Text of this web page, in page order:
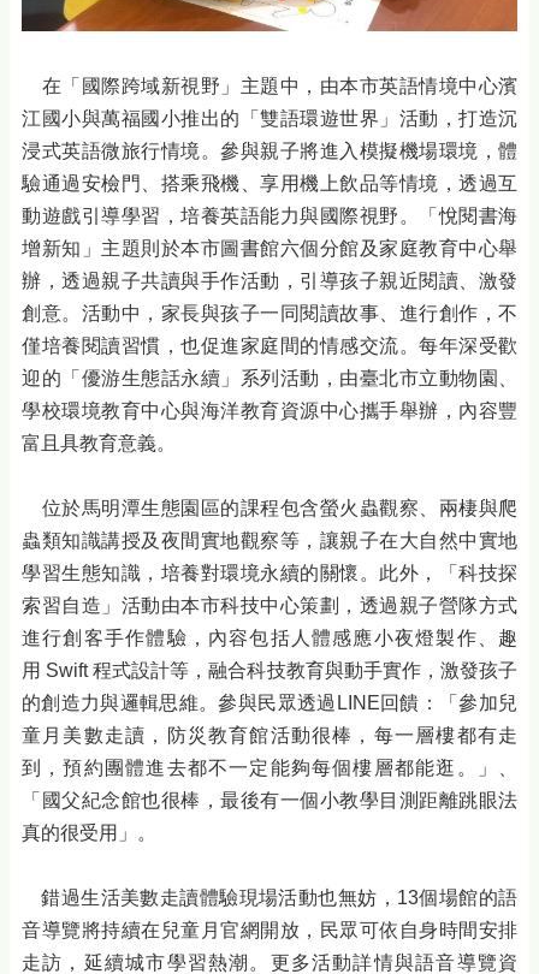
在「國際跨域新視野」主題中，由本市英語情境中心濱
江國小與萬福國小推出的「雙語環遊世界」活動，打造沉
浸式英語微旅行情境。參與親子將進入模擬機場環境，體
驗通過安檢門、搭乘飛機、享用機上飲品等情境，透過互
動遊戲引導學習，培養英語能力與國際視野。「悅閱書海
增新知」主題則於本市圖書館六個分館及家庭教育中心舉
辦，透過親子共讀與手作活動，引導孩子親近閱讀、激發
創意。活動中，家長與孩子一同閱讀故事、進行創作，不
僅培養閱讀習慣，也促進家庭間的情感交流。每年深受歡
迎的「優游生態話永續」系列活動，由臺北市立動物園、
學校環境教育中心與海洋教育資源中心攜手舉辦，內容豐
富且具教育意義。
位於馬明潭生態園區的課程包含螢火蟲觀察、兩棲與爬
蟲類知識講授及夜間實地觀察等，讓親子在大自然中實地
學習生態知識，培養對環境永續的關懷。此外，「科技探
索習自造」活動由本市科技中心策劃，透過親子營隊方式
進行創客手作體驗，內容包括人體感應小夜燈製作、趣
用 Swift 程式設計等，融合科技教育與動手實作，激發孩子
的創造力與邏輯思維。參與民眾透過LINE回饋：「參加兒
童月美數走讀，防災教育館活動很棒，每一層樓都有走
到，預約團體進去都不一定能夠每個樓層都能逛。」、
「國父紀念館也很棒，最後有一個小教學目測距離跳眼法
真的很受用」。
錯過生活美數走讀體驗現場活動也無妨，13個場館的語
音導覽將持續在兒童月官網開放，民眾可依自身時間安排
走訪，延續城市學習熱潮。更多活動詳情與語音導覽資